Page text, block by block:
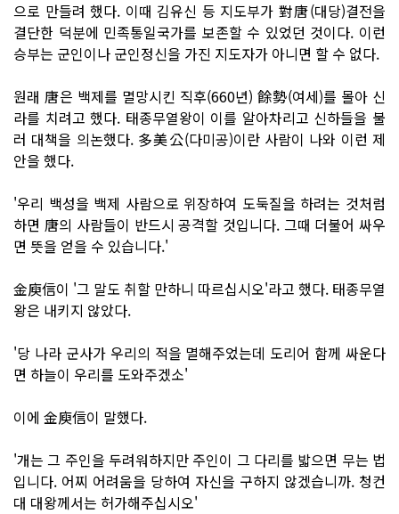
으로 만들려 했다. 이때 김유신 등 지도부가 對唐(대당)결전을
결단한 덕분에 민족통일국가를 보존할 수 있었던 것이다. 이런
승부는 군인이나 군인정신을 가진 지도자가 아니면 할 수 없다.
원래 唐은 백제를 멸망시킨 직후(660년) 餘勢(여세)를 몰아 신
라를 치려고 했다. 태종무열왕이 이를 알아차리고 신하들을 불
러 대책을 의논했다. 多美公(다미공)이란 사람이 나와 이런 제
안을 했다.
'우리 백성을 백제 사람으로 위장하여 도둑질을 하려는 것처럼
하면 唐의 사람들이 반드시 공격할 것입니다. 그때 더불어 싸우
면 뜻을 얻을 수 있습니다.'
金庾信이 '그 말도 취할 만하니 따르십시오'라고 했다. 태종무열
왕은 내키지 않았다.
'당 나라 군사가 우리의 적을 멸해주었는데 도리어 함께 싸운다
면 하늘이 우리를 도와주겠소'
이에 金庾信이 말했다.
'개는 그 주인을 두려워하지만 주인이 그 다리를 밟으면 무는 법
입니다. 어찌 어려움을 당하여 자신을 구하지 않겠습니까. 청컨
대 대왕께서는 허가해주십시오'